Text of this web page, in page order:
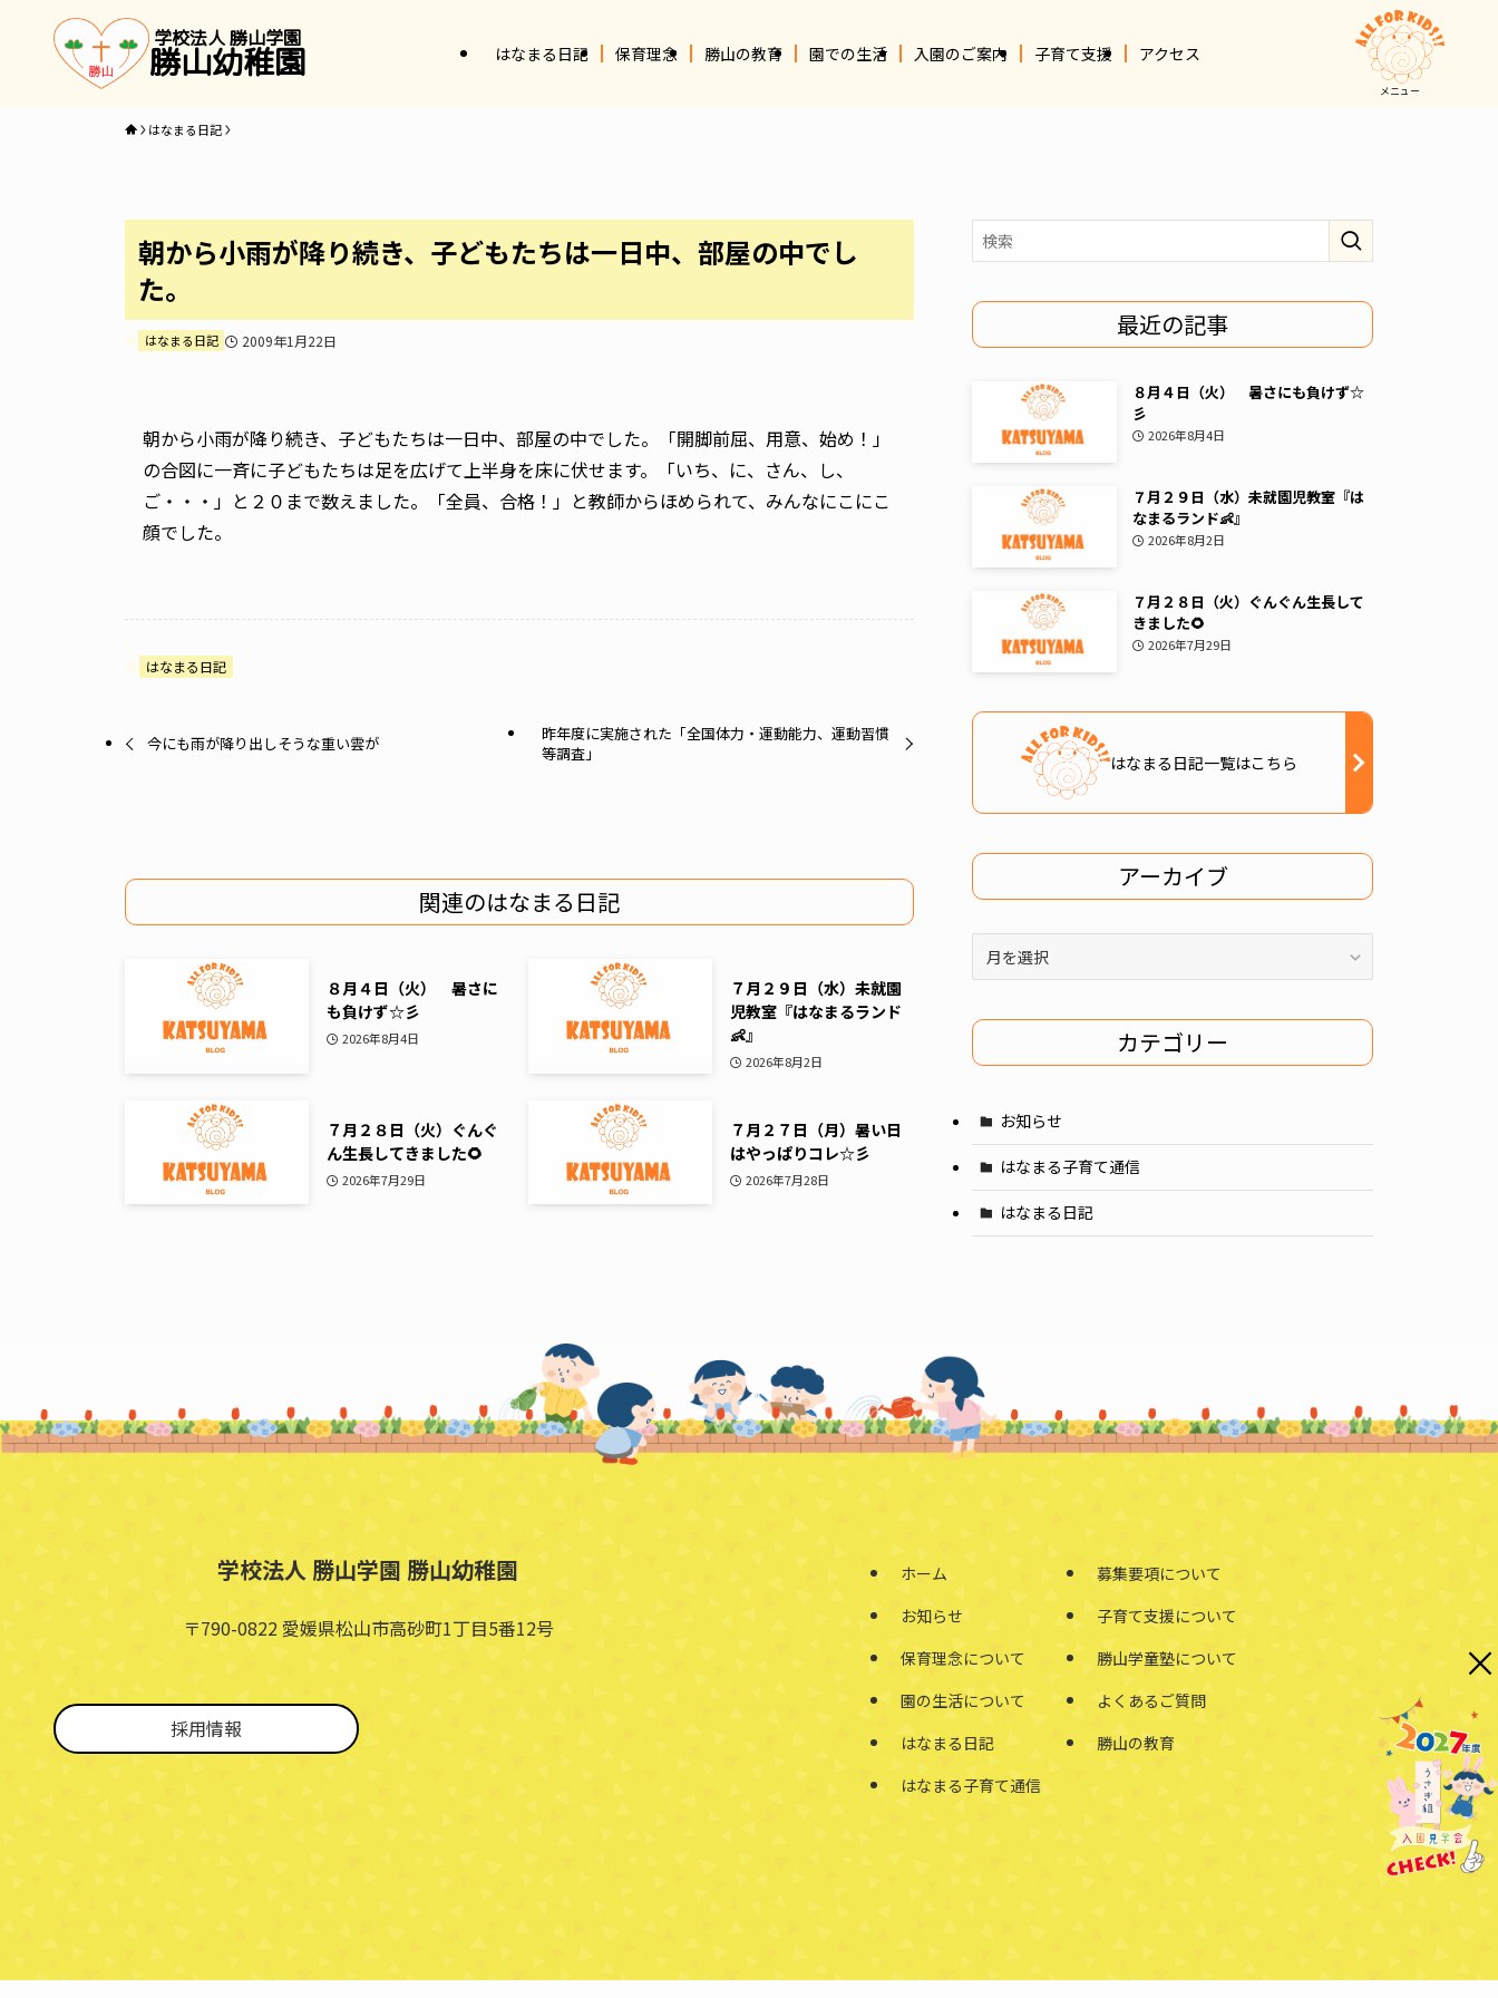
学校法人 勝山学園
勝山幼稚園 はなまる日記 保育理念 勝山の教育 園での生活 入園のご案内 子育て支援 アクセス
メニュー
はなまる日記
朝から小雨が降り続き、子どもたちは一日中、部屋の中でし
た。
はなまる日記 2009年1月22日
朝から小雨が降り続き、子どもたちは一日中、部屋の中でした。「開脚前屈、用意、始め！」
の合図に一斉に子どもたちは足を広げて上半身を床に伏せます。「いち、に、さん、し、
ご・・・」と２０まで数えました。「全員、合格！」と教師からほめられて、みんなにこにこ
顔でした。
はなまる日記
今にも雨が降り出しそうな重い雲が
昨年度に実施された「全国体力・運動能力、運動習慣
等調査」
関連のはなまる日記
８月４日（火） 暑さに
も負けず☆彡
2026年8月4日
７月２９日（水）未就園
児教室『はなまるランド
👶』
2026年8月2日
７月２８日（火）ぐんぐ
ん生長してきました🌻
2026年7月29日
７月２７日（月）暑い日
はやっぱりコレ☆彡
2026年7月28日
最近の記事
８月４日（火） 暑さにも負けず☆
彡
2026年8月4日
７月２９日（水）未就園児教室『は
なまるランド👶』
2026年8月2日
７月２８日（火）ぐんぐん生長して
きました🌻
2026年7月29日
はなまる日記一覧はこちら
アーカイブ
イ
カテゴリー
お知らせ
はなまる子育て通信
はなまる日記
学校法人 勝山学園 勝山幼稚園
〒790-0822 愛媛県松山市高砂町1丁目5番12号
採用情報
ホーム
お知らせ
保育理念について
園の生活について
はなまる日記
はなまる子育て通信
募集要項について
子育て支援について
勝山学童塾について
よくあるご質問
勝山の教育
×